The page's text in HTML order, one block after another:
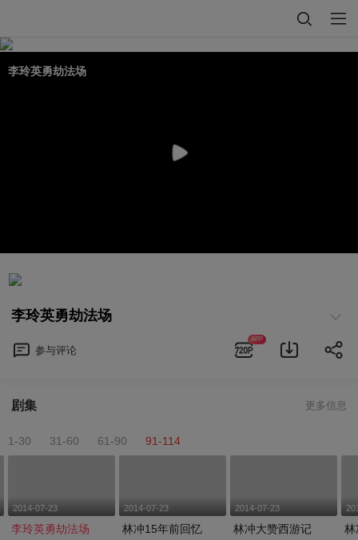
李玲英勇劫法场
李玲英勇劫法场
参与评论
APP
剧集 更多信息
1-30 31-60 61-90 91-114
2014-07-23
李玲英勇劫法场
2014-07-23
林冲15年前回忆
2014-07-23
林冲大赞西游记 林